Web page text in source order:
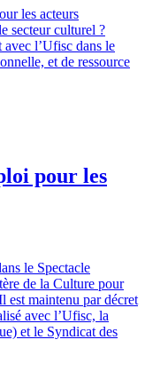
les acteurs
secteur culturel ?
avec l’Ufisc dans le
et de ressource
pour les
le Spectacle
de la Culture pour
est maintenu par décret
avec l’Ufisc, la
et le Syndicat des